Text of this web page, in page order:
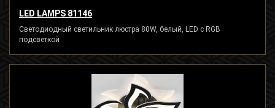
LED LAMPS 81146
Светодиодный светильник люстра 80W, белый, LED с RGB
подсветкой